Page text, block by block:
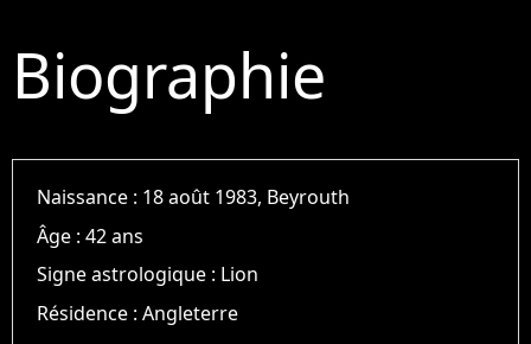
Biographie
Naissance : 18 août 1983, Beyrouth
Âge :42 ans
Signe astrologique : Lion
Résidence :Angleterre